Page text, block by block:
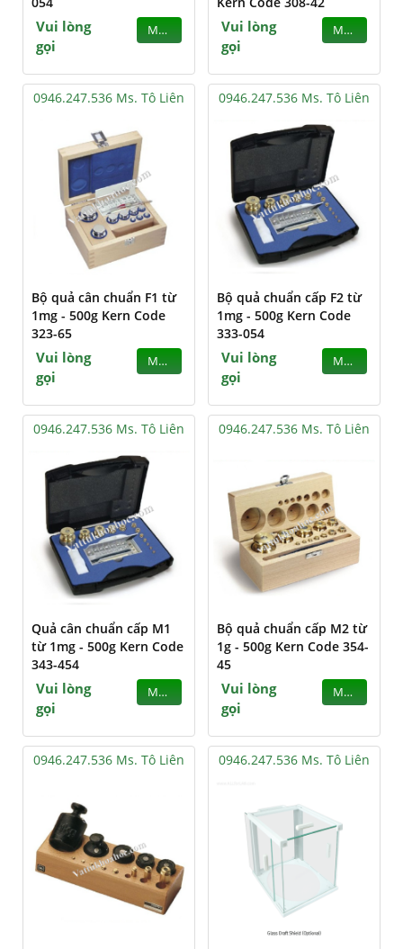
Vui lòng
gọi
MUA
Vui lòng
gọi
MUA
0946.247.536 Ms. Tô Liên
Bộ quả cân chuẩn F1 từ
1mg - 500g Kern Code
323-65
Vui lòng
gọi
MUA
0946.247.536 Ms. Tô Liên
Bộ quả chuẩn cấp F2 từ
1mg - 500g Kern Code
333-054
Vui lòng
gọi
MUA
0946.247.536 Ms. Tô Liên
Quả cân chuẩn cấp M1
từ 1mg - 500g Kern Code
343-454
Vui lòng
gọi
MUA
0946.247.536 Ms. Tô Liên
Bộ quả chuẩn cấp M2 từ
1g - 500g Kern Code 354-
45
Vui lòng
gọi
MUA
0946.247.536 Ms. Tô Liên 0946.247.536 Ms. Tô Liên